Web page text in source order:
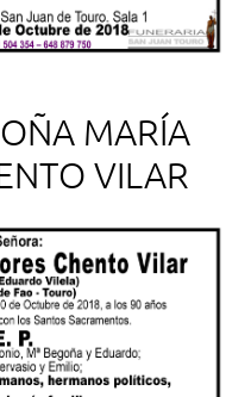
MARÍA
VILAR